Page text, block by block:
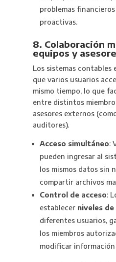
problemas
proactivas.
8. Colaboración
equipos y
Los sistemas contables
que varios usuarios
mismo tiempo, lo que
entre distintos
asesores externos
auditores).
Acceso simultáneo:
pueden ingresar al
los mismos datos sin
compartir archivos
Control de acceso:
establecer niveles de
diferentes usuarios,
los miembros
modificar información